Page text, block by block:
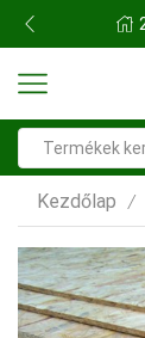
Kezdőlap /